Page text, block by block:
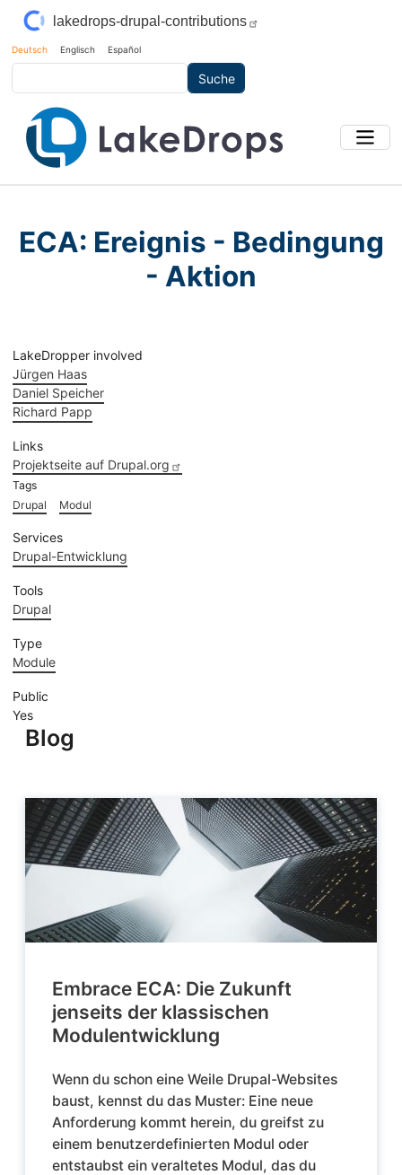
Direkt zum Inhalt
lakedrops-drupal-contributions
Deutsch Englisch Español
ECA: Ereignis - Bedingung
- Aktion
LakeDropper involved
Jürgen Haas
Daniel Speicher
Richard Papp
Links
Projektseite auf Drupal.org
Tags
Drupal
Modul
Services
Drupal-Entwicklung
Tools
Drupal
Type
Module
Public
Yes
Blog
Embrace ECA: Die Zukunft
jenseits der klassischen
Modulentwicklung
Wenn du schon eine Weile Drupal-Websites
baust, kennst du das Muster: Eine neue
Anforderung kommt herein, du greifst zu
einem benutzerdefinierten Modul oder
entstaubst ein veraltetes Modul, das du